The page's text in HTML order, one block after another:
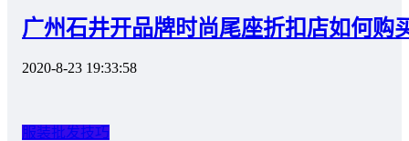
广州石井开品牌时尚尾座折扣店如何购
2020-8-23 19:33:58
服装批发技巧